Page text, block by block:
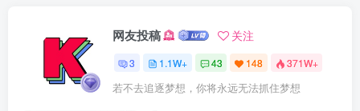
网友投稿 关注
3 1.1W+ 43 148 371W+
若不去追逐梦想，你将永远无法抓住梦想